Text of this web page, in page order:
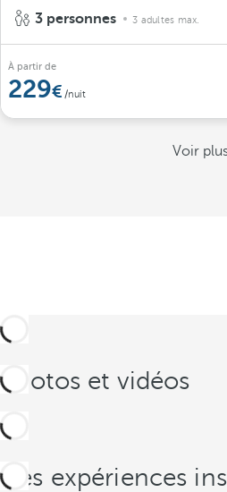
3 personnes 3 adultes max.
À partir de
229 /nuit
Voir
Photos et vidéos
Des expériences